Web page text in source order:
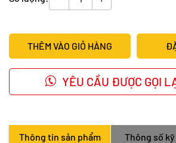
THÊM VÀO GIỎ HÀNG
YÊU CẦU ĐƯỢC GỌI
Thông tin sản phẩm Thông số